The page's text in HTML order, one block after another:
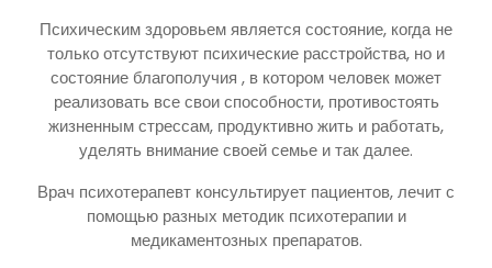
Психическим здоровьем является состояние, когда не
только отсутствуют психические расстройства, но и
состояние благополучия , в котором человек может
реализовать все свои способности, противостоять
жизненным стрессам, продуктивно жить и работать,
уделять внимание своей семье и так далее.
Врач психотерапевт консультирует пациентов, лечит с
помощью разных методик психотерапии и
медикаментозных препаратов.